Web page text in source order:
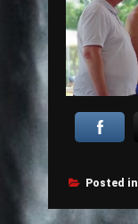
Posted in